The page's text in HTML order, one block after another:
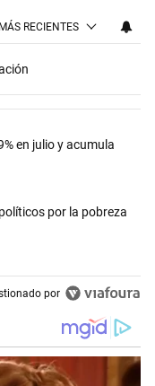
RECIENTES
en los
en CABA marcó
en julio y acumula
Cuerva cuestionó a los
por la pobreza
por